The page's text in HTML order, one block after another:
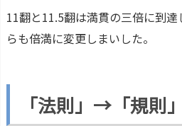
11翻と11.5翻は満貫の三倍に到
らも倍満に変更しまいした。
「法則」→「規則